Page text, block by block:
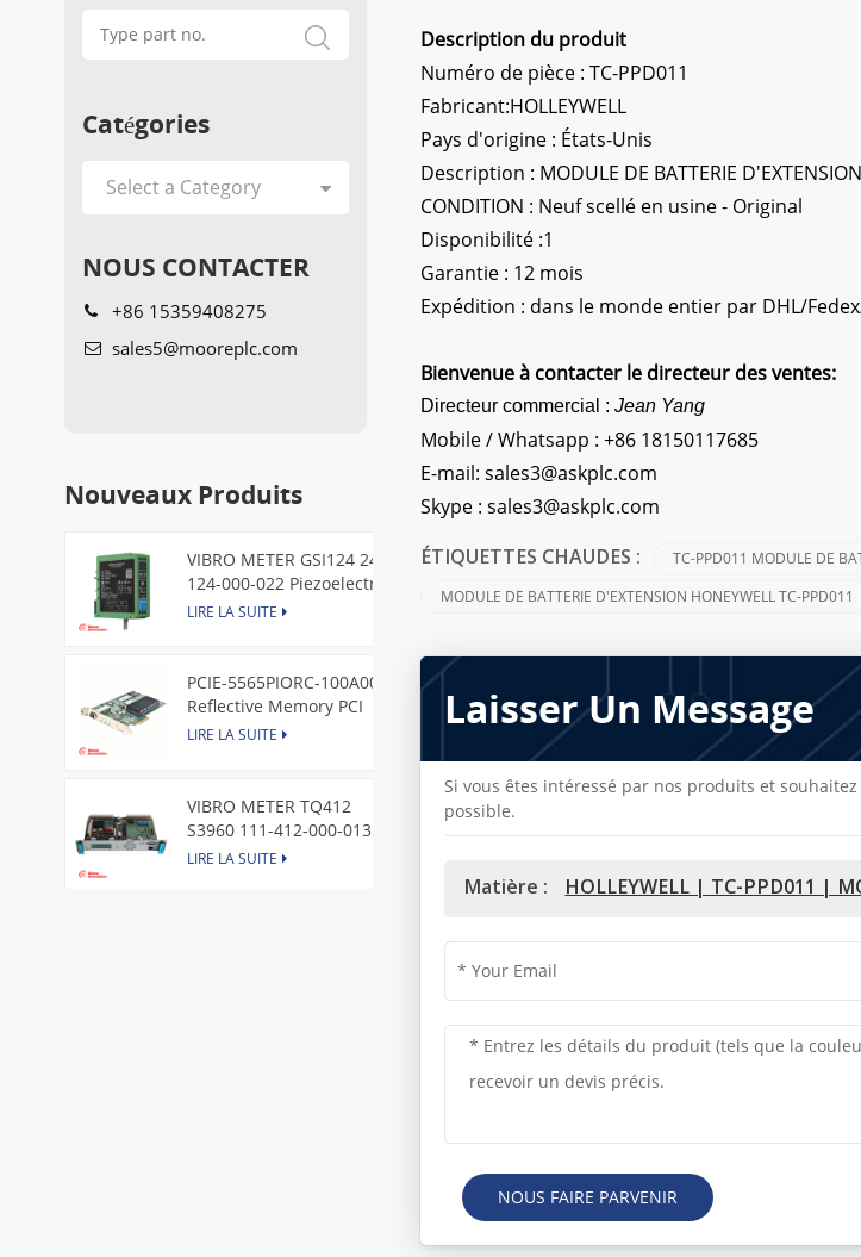
Description du produit
Numéro de pièce : TC-PPD011
Fabricant:HOLLEYWELL
Pays d'origine : États-Unis
Description : MODULE DE BATTERIE D'EXTENSION
CONDITION : Neuf scellé en usine - Original
Disponibilité :1
Garantie : 12 mois
Expédition : dans le monde entier par DHL/
Bienvenue à contacter le directeur des ventes:
Directeur commercial :Jean Yang
Mobile / Whatsapp :+86 18150117685
E-mail: sales3@askplc.com
Skype :sales3@askplc.com
ÉTIQUETTES CHAUDES : TC-PPD011 MODULE DE
MODULE DE BATTERIE D'EXTENSION HONEYWELL TC-PPD011
Laisser Un Message
Si vous êtes intéressé par nos produits et
possible.
Matière : HOLLEYWELL | TC-PPD011 |
NOUS FAIRE PARVENIR
Catégories
NOUS CONTACTER
+86 15359408275
sales5@mooreplc.com
Nouveaux Produits
VIBRO METER GSI124 244-
124-000-022 Piezoelectric
Pressure Transducer
LIRE LA SUITE
PCIE-5565PIORC-100A00
Reflective Memory PCI
Express Node Card /GE
LIRE LA SUITE
VIBRO METER TQ412
S3960 111-412-000-013
Reverse Mount
LIRE LA SUITE